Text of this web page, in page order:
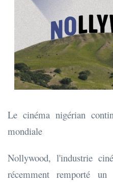
Le cinéma nigérian
mondiale
Nollywood, l'industrie
récemment remporté